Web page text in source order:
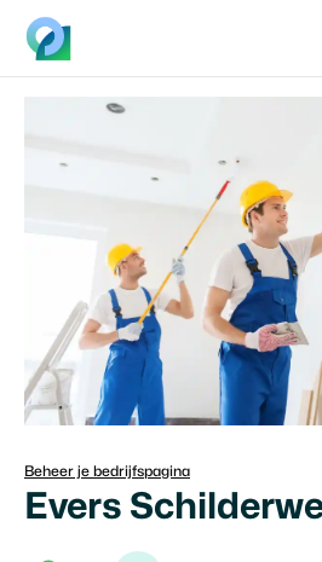
Beheer je bedrijfspagina
Evers